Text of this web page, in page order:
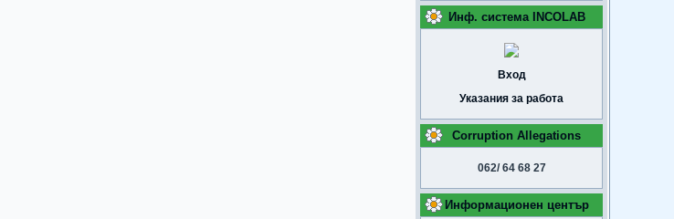
Инф. система INCOLAB
Вход
Указания за работа
Corruption Allegations
062/ 64 68 27
Информационен център